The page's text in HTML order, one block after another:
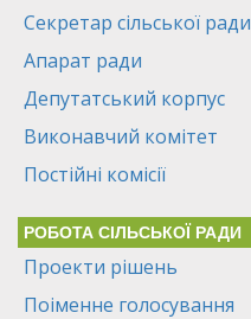
Секретар сільської ради
Апарат ради
Депутатський корпус
Виконавчий комітет
Постійні комісії
РОБОТА СІЛЬСЬКОЇ РАДИ
Проекти рішень
Поіменне голосування